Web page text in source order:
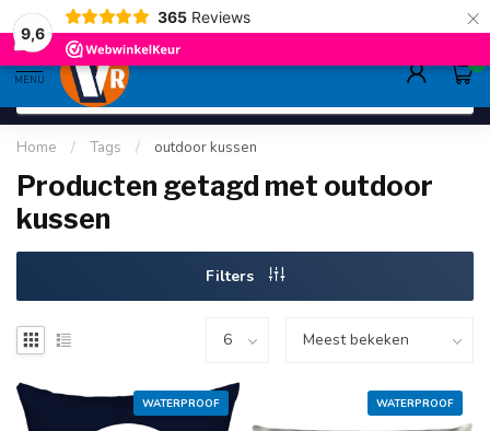
9,6
365 Reviews ×
deskundig adviessinds 1948 ruim
MENU
0
Home / Tags / outdoor kussen
Producten getagd met outdoor
kussen
Filters
WATERPROOF WATERPROOF